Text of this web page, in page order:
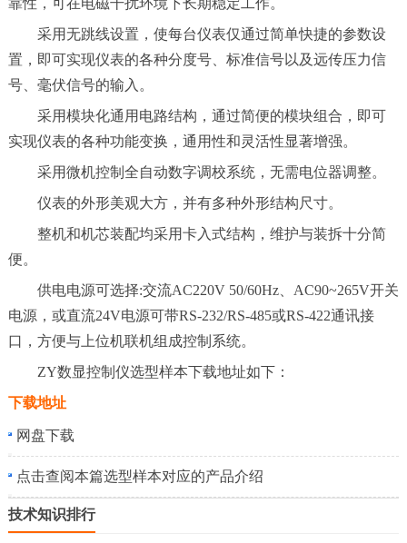
靠性，可在电磁干扰环境下长期稳定工作。
采用无跳线设置，使每台仪表仅通过简单快捷的参数设
置，即可实现仪表的各种分度号、标准信号以及远传压力信
号、毫伏信号的输入。
采用模块化通用电路结构，通过简便的模块组合，即可
实现仪表的各种功能变换，通用性和灵活性显著增强。
采用微机控制全自动数字调校系统，无需电位器调整。
仪表的外形美观大方，并有多种外形结构尺寸。
整机和机芯装配均采用卡入式结构，维护与装拆十分简
便。
供电电源可选择:交流AC220V 50/60Hz、AC90~265V开关
电源，或直流24V电源可带RS-232/RS-485或RS-422通讯接
口，方便与上位机联机组成控制系统。
ZY数显控制仪选型样本下载地址如下：
下载地址
网盘下载
点击查阅本篇选型样本对应的产品介绍
技术知识排行